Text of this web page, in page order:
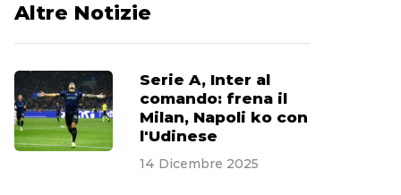
Altre Notizie
Serie A, Inter al
comando: frena il
Milan, Napoli ko con
l'Udinese
14 Dicembre 2025